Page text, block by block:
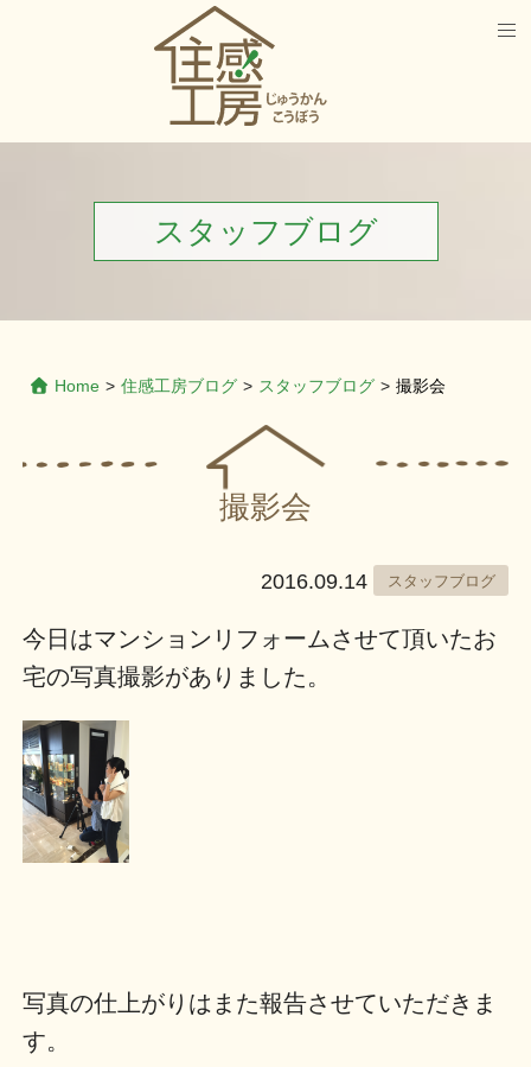
スタッフブログ
Home > 住感工房ブログ > スタッフブログ > 撮影会
撮影会
2016.09.14 スタッフブログ
今日はマンションリフォームさせて頂いたお
宅の写真撮影がありました。
写真の仕上がりはまた報告させていただきま
す。